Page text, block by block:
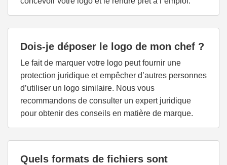
Dois-je déposer le logo de mon chef ?
Le fait de marquer votre logo peut fournir une
protection juridique et empêcher d’autres personnes
d’utiliser un logo similaire. Nous vous
recommandons de consulter un expert juridique
pour obtenir des conseils en matière de marque.
Quels formats de fichiers sont